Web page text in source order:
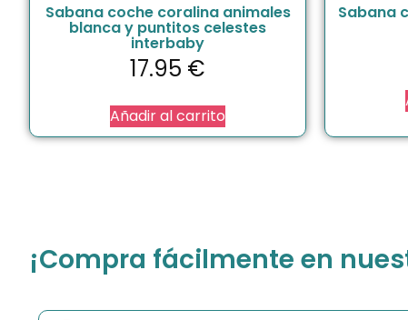
Sabana coche coralina animales
blanca y puntitos celestes
interbaby
17.95 €
Añadir al carrito
Sabana
¡Compra fácilmente en